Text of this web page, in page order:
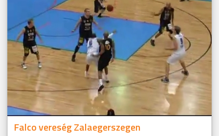
Falco vereség Zalaegerszegen